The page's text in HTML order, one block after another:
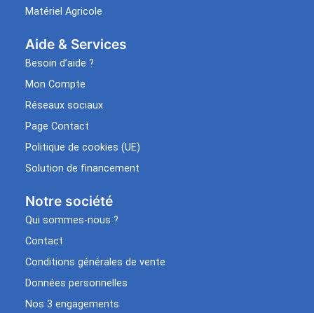
Matériel Agricole
Aide & Services​
Besoin d’aide ?
Mon Compte
Réseaux sociaux
Page Contact
Politique de cookies (UE)
Solution de financement
Notre société
Qui sommes-nous ?
Contact
Conditions générales de vente
Données personnelles
Nos 3 engagements